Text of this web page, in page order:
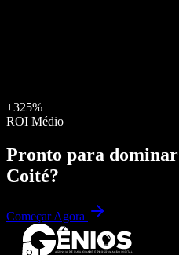
+325%
ROI Médio
Pronto para dominar
Coité?
Começar Agora